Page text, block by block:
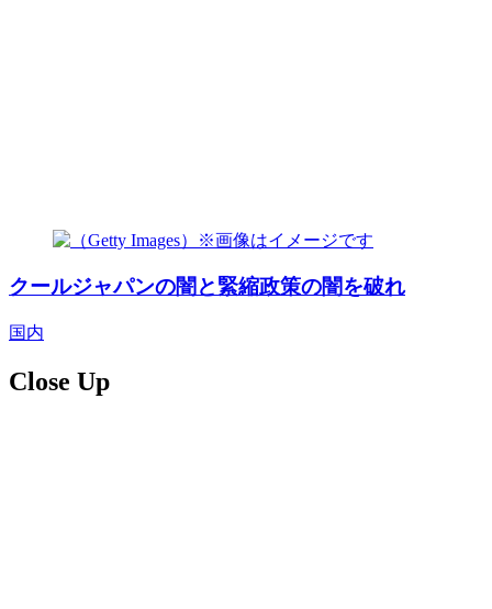
クールジャパンの闇と緊縮政策の闇を破れ
国内
Close Up